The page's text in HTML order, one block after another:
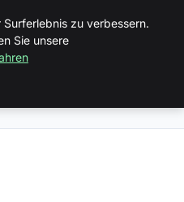
Guide 2026: So klappt es
zu verbessern.
Sie unsere